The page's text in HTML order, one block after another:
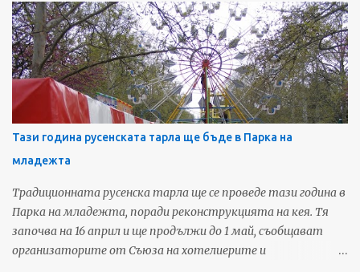
септември. 10 пилона ще бъдат вдигнати пред зала "Арена
Монбат", на които ще се веят знамената на участниците
в надпреварата. В следващите дни градът ще бъде залят с
реклами за събитието, което ще привлече интереса на над
1 милион телевизионни зрители на мач само за срещите в
България. По спирки, на транспаранти и със знамена ще има
информация за провеждането на срещите в Русе. Очаква се
до началото на септември да бъде готов рекламния
обемен надпис РУСЕ, който ще бъде монтиран в Градската
градина. Ще бъде подготвена и богата съпътстваща
програма. Очакват се над 150 000 души да проследят
мачовете на живо само в България. Телевизионната
картина ще бъ...
Тази година русенската тарла ще бъде в Парка на
младежта
Традиционната русенска тарла ще се проведе тази година в
Парка на младежта, поради реконструкцията на кея. Тя
започва на 16 април и ще продължи до 1 май, съобщават
организаторите от Съюза на хотелиерите и